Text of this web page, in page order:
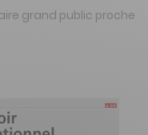
grand public proche